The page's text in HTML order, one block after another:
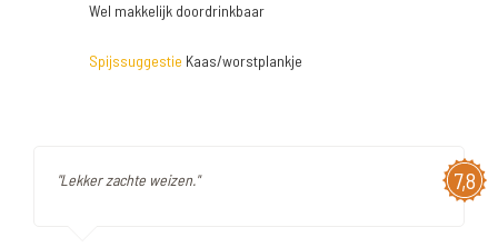
Wel makkelijk doordrinkbaar
Spijssuggestie Kaas/worstplankje
7,8
"Lekker zachte weizen."